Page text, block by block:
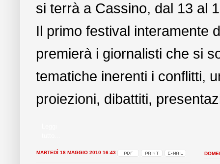
si terrà a Cassino, dal 13 al
Il primo festival interamente
premierà i giornalisti che si
tematiche inerenti i conflitti,
proiezioni, dibattiti,
MARTEDÌ 18 MAGGIO 2010 16:43